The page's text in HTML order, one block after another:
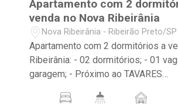
Apartamento com 2
venda no Nova Ribeirânia
Nova Ribeirânia - Ribeirão Preto/SP
Apartamento com 2 dormitórios a
Ribeirânia: - 02 dormitórios; - 01
garagem; - Próximo ao TAVARES